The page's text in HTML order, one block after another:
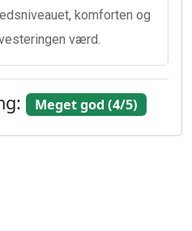
komforten og
værd.
Meget god (4/5)